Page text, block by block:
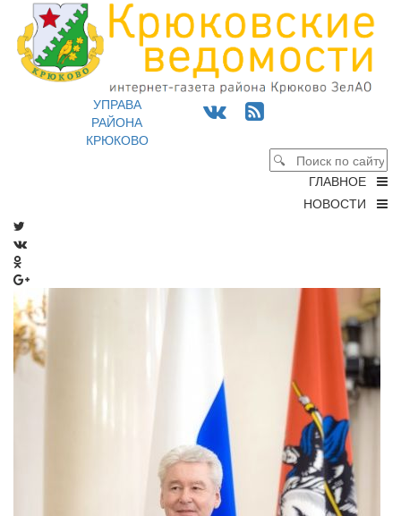
УПРАВА
РАЙОНА
КРЮКОВО
ГЛАВНОЕ
НОВОСТИ